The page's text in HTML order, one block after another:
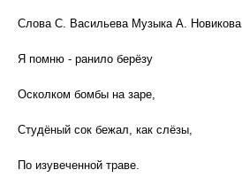
Слова С. Васильева Музыка А. Новикова
Я помню - ранило берёзу
Осколком бомбы на заре,
Студёный сок бежал, как слёзы,
По изувеченной траве.